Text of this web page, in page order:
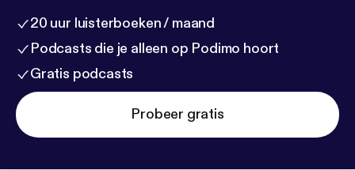
20 uur luisterboeken / maand
Podcasts die je alleen op Podimo hoort
Gratis podcasts
Probeer gratis